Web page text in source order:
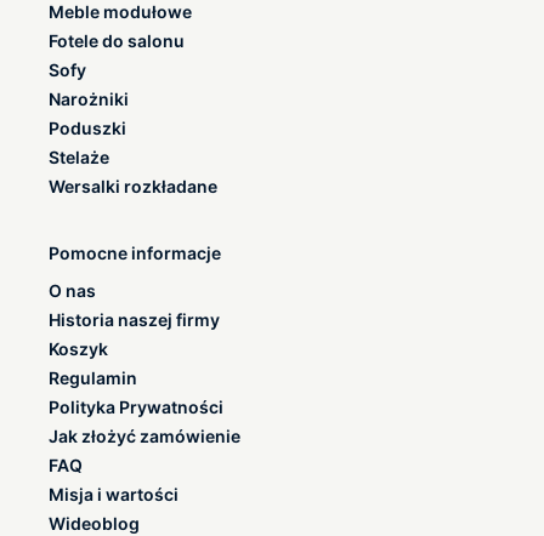
Meble modułowe
Fotele do salonu
Sofy
Narożniki
Poduszki
Stelaże
Wersalki rozkładane
Pomocne informacje
O nas
Historia naszej firmy
Koszyk
Regulamin
Polityka Prywatności
Jak złożyć zamówienie
FAQ
Misja i wartości
Wideoblog